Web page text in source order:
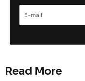
Read More